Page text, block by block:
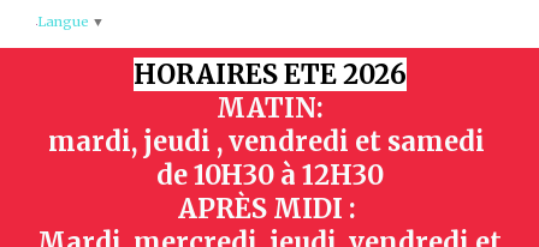
HORAIRES ETE 2026
MATIN:
mardi, jeudi , vendredi et samedi
de10H30 à 12H30
APRÈS MIDI :
Langue ▼